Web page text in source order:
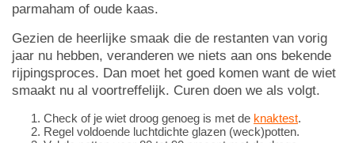
parmaham of oude kaas.
Gezien de heerlijke smaak die de restanten van vorig
jaar nu hebben, veranderen we niets aan ons bekende
rijpingsproces. Dan moet het goed komen want de wiet
smaakt nu al voortreffelijk. Curen doen we als volgt.
Check of je wiet droog genoeg is met de knaktest.
Regel voldoende luchtdichte glazen (weck)potten.